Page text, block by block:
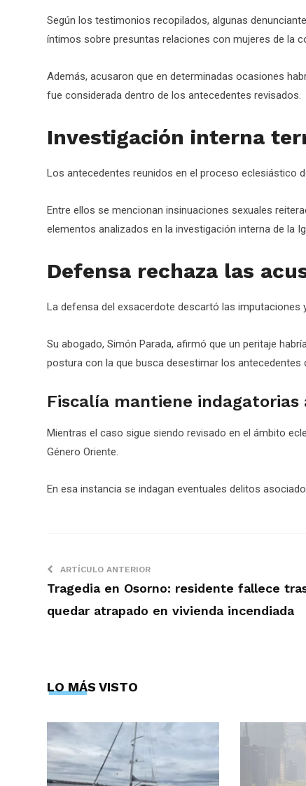
Según los testimonios recopilados, algunas
íntimos sobre presuntas relaciones con mujeres de la
Además, acusaron que en determinadas ocasiones
fue considerada dentro de los antecedentes revisados.
Investigación interna
Los antecedentes reunidos en el proceso eclesiástico
Entre ellos se mencionan insinuaciones sexuales
elementos analizados en la investigación interna de la
Defensa rechaza las
La defensa del exsacerdote descartó las imputaciones
Su abogado, Simón Parada, afirmó que un peritaje
postura con la que busca desestimar los antecedentes
Fiscalía mantiene indagatorias
Mientras el caso sigue siendo revisado en el ámbito
Género Oriente.
En esa instancia se indagan eventuales delitos
ARTÍCULO ANTERIOR
Tragedia en Osorno: residente fallece
quedar atrapado en vivienda incendiada
LO MÁS VISTO